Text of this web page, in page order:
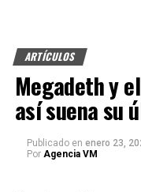
ARTÍCULOS
Megadeth y
así suena su
Publicado en enero 23,
Por Agencia VM